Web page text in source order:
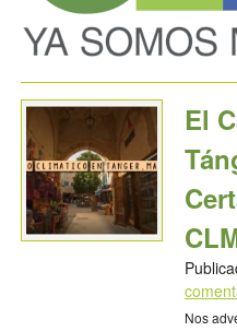
El
Nos